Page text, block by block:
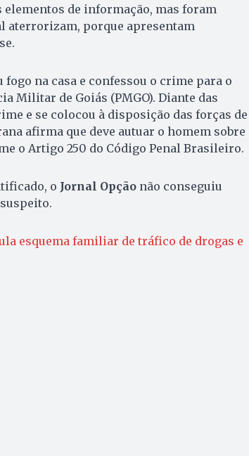
de informação, mas foram
aterrorizam, porque apresentam
na casa e confessou o crime para o
Militar de Goiás (PMGO). Diante das
e se colocou à disposição das forças de
afirma que deve autuar o homem sobre
o Artigo 250 do Código Penal Brasileiro.
o Jornal Opçãonão conseguiu
esquema familiar de tráfico de drogas e